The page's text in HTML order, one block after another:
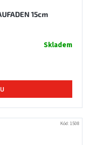
15cm
Skladem
Kód:1508